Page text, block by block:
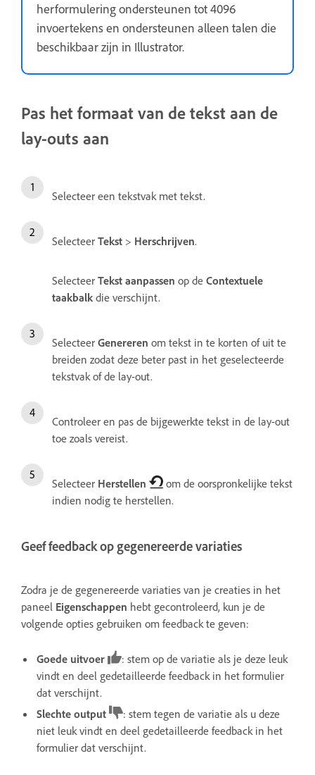
herformulering ondersteunen tot 4096
invoertekens en ondersteunen alleen talen die
beschikbaar zijn in Illustrator.
Pas het formaat van de tekst aan de
lay-outs aan
Selecteer een tekstvak met tekst.
Selecteer Tekst > Herschrijven.
Selecteer Tekst aanpassen op de Contextuele
taakbalk die verschijnt.
Selecteer Genereren om tekst in te korten of uit te
breiden zodat deze beter past in het geselecteerde
tekstvak of de lay-out.
Controleer en pas de bijgewerkte tekst in de lay-out
toe zoals vereist.
Selecteer Herstellen
om de oorspronkelijke tekst
indien nodig te herstellen.
Geef feedback op gegenereerde variaties
Zodra je de gegenereerde variaties van je creaties in het
paneel Eigenschappen hebt gecontroleerd, kun je de
volgende opties gebruiken om feedback te geven:
Goede uitvoer
: stem op de variatie als je deze leuk
vindt en deel gedetailleerde feedback in het formulier
dat verschijnt.
Slechte output
: stem tegen de variatie als u deze
niet leuk vindt en deel gedetailleerde feedback in het
formulier dat verschijnt.